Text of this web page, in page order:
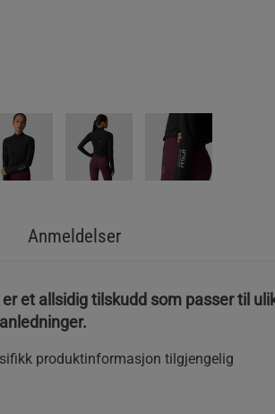
Anmeldelser
et allsidig tilskudd som passer til
produktinformasjon tilgjengelig